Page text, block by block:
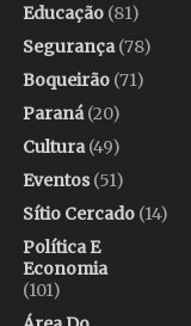
Educação (81)
Segurança(78)
Boqueirão (71)
Paraná(20)
Cultura(49)
Eventos(51)
Sítio Cercado (14)
Política E
Economia
(101)